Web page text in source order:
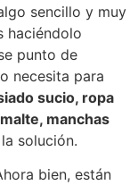
sencillo y muy
haciéndolo
punto de
necesita para
sucio, ropa
manchas
solución.
bien, están